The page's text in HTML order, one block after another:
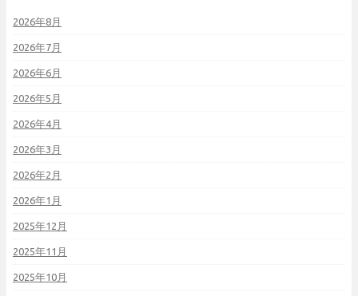
2026年8月
2026年7月
2026年6月
2026年5月
2026年4月
2026年3月
2026年2月
2026年1月
2025年12月
2025年11月
2025年10月